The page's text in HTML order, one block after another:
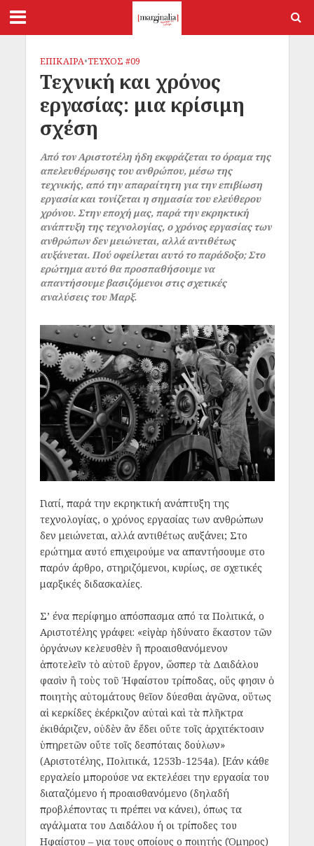
ΕΠΙΚΑΙΡΑ•ΤΕΥΧΟΣ #09
Τεχνική και χρόνος
εργασίας: μια κρίσιμη
σχέση
Από τον Αριστοτέλη ήδη εκφράζεται το όραμα της
απελευθέρωσης του ανθρώπου, μέσω της
τεχνικής, από την απαραίτητη για την επιβίωση
εργασία και τονίζεται η σημασία του ελεύθερου
χρόνου. Στην εποχή μας, παρά την εκρηκτική
ανάπτυξη της τεχνολογίας, ο χρόνος εργασίας των
ανθρώπων δεν μειώνεται, αλλά αντιθέτως
αυξάνεται. Πού οφείλεται αυτό το παράδοξο; Στο
ερώτημα αυτό θα προσπαθήσουμε να
απαντήσουμε βασιζόμενοι στις σχετικές
αναλύσεις του Μαρξ.
Γιατί, παρά την εκρηκτική ανάπτυξη της
τεχνολογίας, ο χρόνος εργασίας των ανθρώπων
δεν μειώνεται, αλλά αντιθέτως αυξάνει; Στο
ερώτημα αυτό επιχειρούμε να απαντήσουμε στο
παρόν άρθρο, στηριζόμενοι, κυρίως, σε σχετικές
μαρξικές διδασκαλίες.
Σ’ ένα περίφημο απόσπασμα από τα Πολιτικά, ο
Αριστοτέλης γράφει: «εἰ γὰρ ἠδύνατο ἕκαστον τῶν
ὀργάνων κελευσθὲν ἢ προαισθανόμενον
ἀποτελεῖν τὸ αὑτοῦ ἔργον, ὥσπερ τὰ Δαιδάλου
φασὶν ἢ τοὺς τοῦ Ἡφαίστου τρίποδας, οὕς φησιν ὁ
ποιητὴς αὐτομάτους θεῖον δύεσθαι ἀγῶνα, οὕτως
αἱ κερκίδες ἐκέρκιζον αὐταὶ καὶ τὰ πλῆκτρα
ἐκιθάριζεν, οὐδὲν ἂν ἔδει οὔτε τοῖς ἀρχιτέκτοσιν
ὑπηρετῶν οὔτε τοῖς δεσπόταις δούλων»
(Αριστοτέλης, Πολιτικά, 1253b-1254a). [Εάν κάθε
εργαλείο μπορούσε να εκτελέσει την εργασία του
διαταζόμενο ή προαισθανόμενο (δηλαδή
προβλέποντας τι πρέπει να κάνει), όπως τα
αγάλματα του Δαιδάλου ή οι τρίποδες του
Ηφαίστου – για τους οποίους ο ποιητής (Όμηρος)